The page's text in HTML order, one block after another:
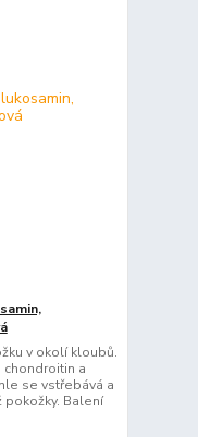
v okolí kloubů.
a
se vstřebává a
Balení